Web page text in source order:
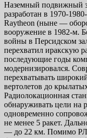
Наземный подвижный
разработан в 1970-
Raytheon (ныне —
вооружение в 1982-м.
войны в Персидском
перехватил иракскую
последующие годы
модернизировался.
перехватывать
вертолетов до
Радиолокационная
обнаруживать цели на
одновременно
не менее 5 ракет.
— до 22 км. Помимо